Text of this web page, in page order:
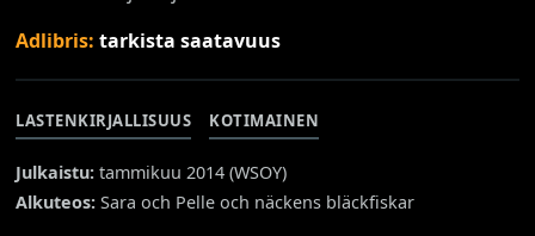
Adlibris:tarkista saatavuus
LASTENKIRJALLISUUS KOTIMAINEN
Julkaistu: tammikuu 2014 (WSOY)
Alkuteos: Sara och Pelle och näckens bläckfiskar